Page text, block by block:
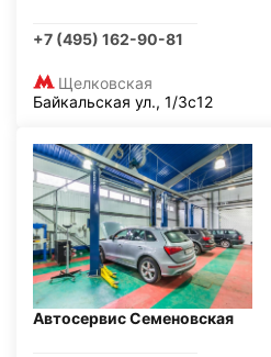
+7 (495) 162-90-81
Щелковская
Байкальская ул., 1/3с12
Автосервис Семеновская